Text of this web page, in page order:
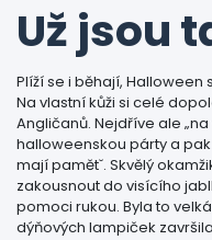
Už jsou
Plíží se i běhají, Halloween
Na vlastní kůži si celé
Angličanů. Nejdříve ale
halloweenskou párty a
mají pamětˇ. Skvělý
zakousnout do visícího
pomoci rukou. Byla to
dýňových lampiček